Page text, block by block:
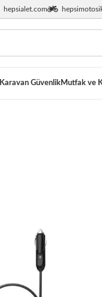
hepsialet.com
Karavan GüvenlikMutfak ve